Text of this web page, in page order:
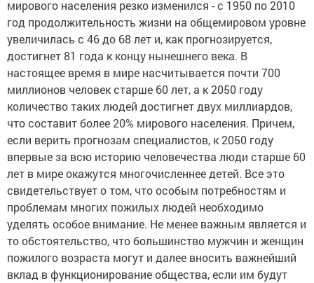
мирового населения резко изменился - с 1950 по 2010
год продолжительность жизни на общемировом уровне
увеличилась с 46 до 68 лет и, как прогнозируется,
достигнет 81 года к концу нынешнего века. В
настоящее время в мире насчитывается почти 700
миллионов человек старше 60 лет, а к 2050 году
количество таких людей достигнет двух миллиардов,
что составит более 20% мирового населения. Причем,
если верить прогнозам специалистов, к 2050 году
впервые за всю историю человечества люди старше 60
лет в мире окажутся многочисленнее детей. Все это
свидетельствует о том, что особым потребностям и
проблемам многих пожилых людей необходимо
уделять особое внимание. Не менее важным является и
то обстоятельство, что большинство мужчин и женщин
пожилого возраста могут и далее вносить важнейший
вклад в функционирование общества, если им будут